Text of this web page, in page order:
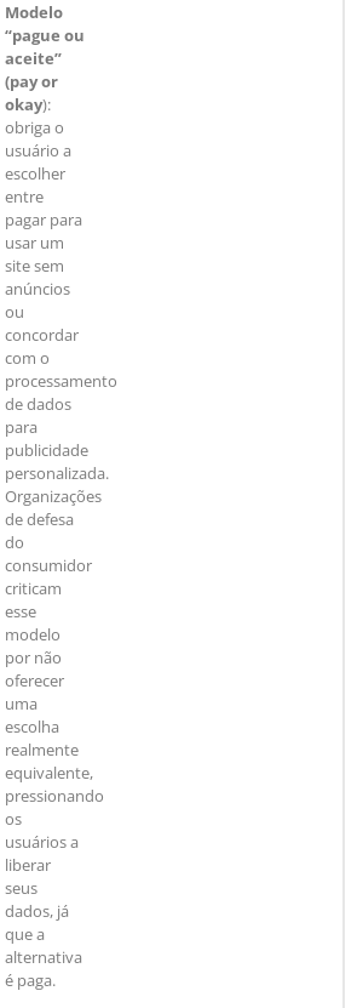
Modelo
“pague ou
aceite”
(pay or
okay):
obriga o
usuário a
escolher
entre
pagar para
usar um
site sem
anúncios
ou
concordar
com o
processamento
de dados
para
publicidade
personalizada.
Organizações
de defesa
do
consumidor
criticam
esse
modelo
por não
oferecer
uma
escolha
realmente
equivalente,
pressionando
os
usuários a
liberar
seus
dados, já
que a
alternativa
é paga.